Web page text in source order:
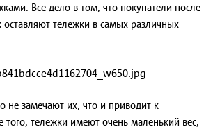
Все дело в том, что покупатели после
тележки в самых различных
не замечают их, что и приводит к
того, тележки имеют очень маленький вес,